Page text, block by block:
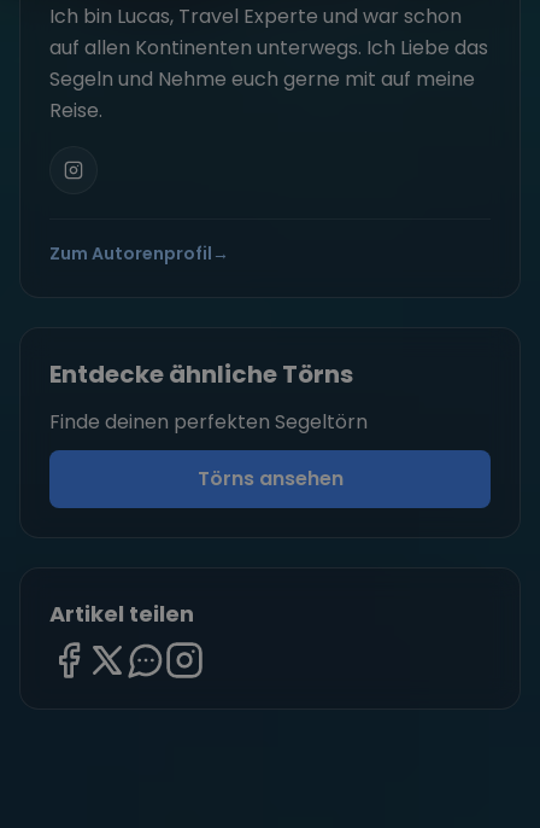
Ich bin Lucas, Travel Experte und war schon
auf allen Kontinenten unterwegs. Ich Liebe das
Segeln und Nehme euch gerne mit auf meine
Reise.
Zum Autorenprofil →
Entdecke ähnliche Törns
Finde deinen perfekten Segeltörn
Törns ansehen
Artikel teilen